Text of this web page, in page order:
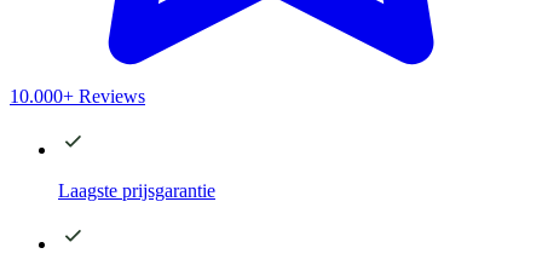
10.000+ Reviews
Laagste prijsgarantie